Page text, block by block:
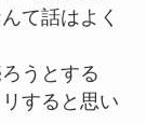
て話はよく
うとする
すると思い